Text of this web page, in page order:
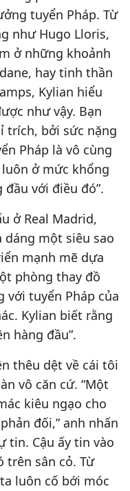
tuyển Pháp. Từ
như Hugo Lloris,
ở những khoảnh
hay tinh thần
Kylian hiểu
như vậy. Bạn
trích, bởi sức nặng
Pháp là vô cùng
ở mức khổng
với điều đó”.
ở Real Madrid,
dáng một siêu sao
mạnh mẽ dựa
phòng thay đồ
tuyển Pháp của
Kylian biết rằng
hàng đầu”.
thêu dệt về cái tôi
vô căn cứ. “Một
kiêu ngạo cho
đối,” anh nhấn
tin. Cậu ấy tin vào
trên sân cỏ. Từ
luôn cố bới móc